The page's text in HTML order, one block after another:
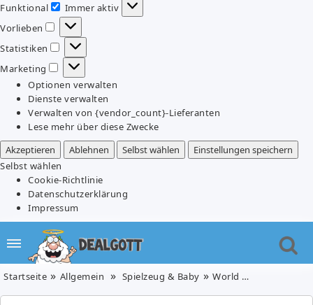
Funktional
Funktional
Immer aktiv
Vorlieben
Vorlieben
Statistiken
Statistiken
Marketing
Marketing
Optionen verwalten
Dienste verwalten
Verwalten von {vendor_count}-Lieferanten
Lese mehr über diese Zwecke
Akzeptieren
Ablehnen Selbst wählen
Einstellungen speichern
Selbst wählen
Cookie-Richtlinie
Datenschutzerklärung
Impressum
Startseite Allgemein Spielzeug & Baby World of Warcraft: Wrath of the Lich King Pandemic Brettspiel (deutsch) für 41,60€ (VG: 47,49€)